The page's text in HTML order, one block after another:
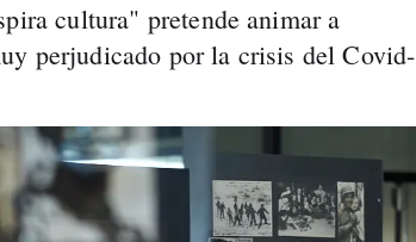
cultura" pretende animar a
perjudicado por la crisis del Covid-